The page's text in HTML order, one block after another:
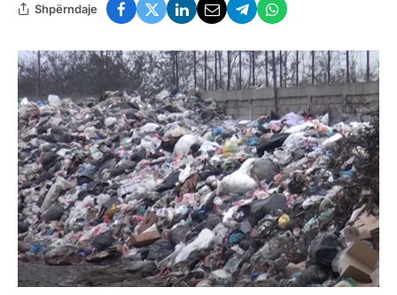
Shpërndaje